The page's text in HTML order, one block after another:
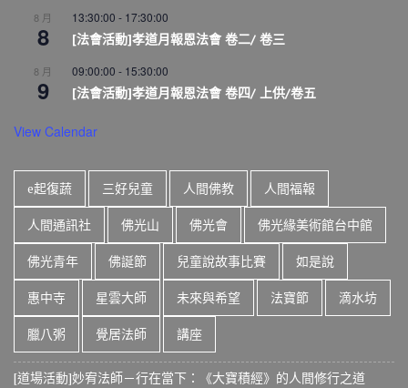
8 月
8
13:30:00 - 17:30:00
[法會活動]孝道月報恩法會 卷二/ 卷三
8 月
9
09:00:00 - 15:30:00
[法會活動]孝道月報恩法會 卷四/ 上供/卷五
View Calendar
e起復蔬 三好兒童 人間佛教 人間福報
人間通訊社 佛光山 佛光會 佛光緣美術館台中館
佛光青年 佛誕節 兒童說故事比賽 如是說
惠中寺 星雲大師 未來與希望 法寶節 滴水坊
臘八粥 覺居法師 講座
[道場活動]妙宥法師－行在當下：《大寶積經》的人間修行之道